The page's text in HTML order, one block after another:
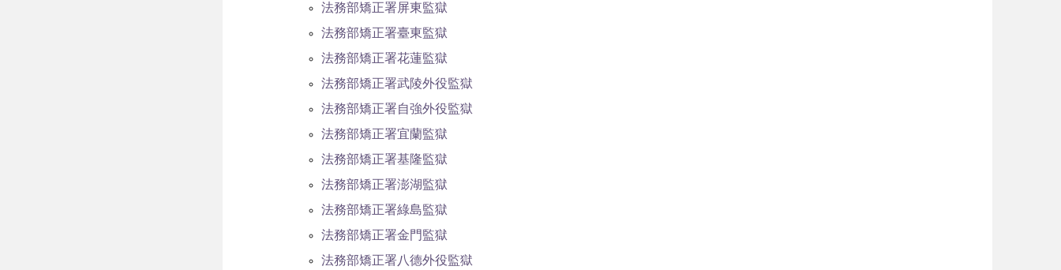
法務部矯正署屏東監獄
法務部矯正署臺東監獄
法務部矯正署花蓮監獄
法務部矯正署武陵外役監獄
法務部矯正署自強外役監獄
法務部矯正署宜蘭監獄
法務部矯正署基隆監獄
法務部矯正署澎湖監獄
法務部矯正署綠島監獄
法務部矯正署金門監獄
法務部矯正署八德外役監獄